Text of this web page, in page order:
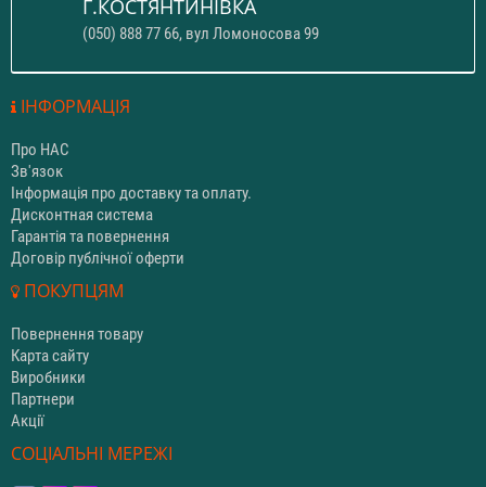
Г.КОСТЯНТИНІВКА
(050) 888 77 66, вул Ломоносова 99
ІНФОРМАЦІЯ
Про НАС
Зв'язок
Інформація про доставку та оплату.
Дисконтная система
Гарантія та повернення
Договір публічної оферти
ПОКУПЦЯМ
Повернення товару
Карта сайту
Виробники
Партнери
Акції
СОЦІАЛЬНІ МЕРЕЖІ